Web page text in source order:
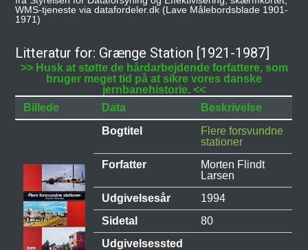
WMS-tjeneste via datafordeler.dk (Lave Målebordsblade 1901-
1971)
Litteratur for: Grænge Station [1921-1987]
>> Husk at støtte de hårdarbejdende forfattere, som
bruger meget tid på at sikre vores danske
jernbanehistorie. <<
Billede
Data
Beskrivelse
Bogtitel
Flere forsvundne
stationer
Forfatter
Morten Flindt
Larsen
Udgivelsesår
1994
Sidetal
80
Udgivelsessted